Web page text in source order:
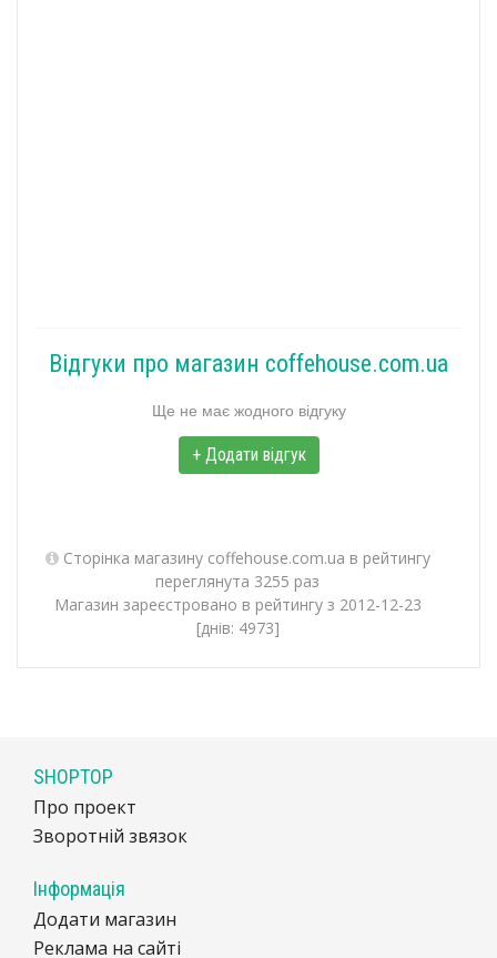
Відгуки про магазин coffehouse.com.ua
Ще не має жодного відгуку
+ Додати відгук
Сторінка магазину coffehouse.com.ua в рейтингу
переглянута 3255 раз
Магазин зареєстровано в рейтингу з 2012-12-23
[днів: 4973]
SHOPTOP
Про проект
Зворотній звязок
Інформація
Додати магазин
Реклама на сайті